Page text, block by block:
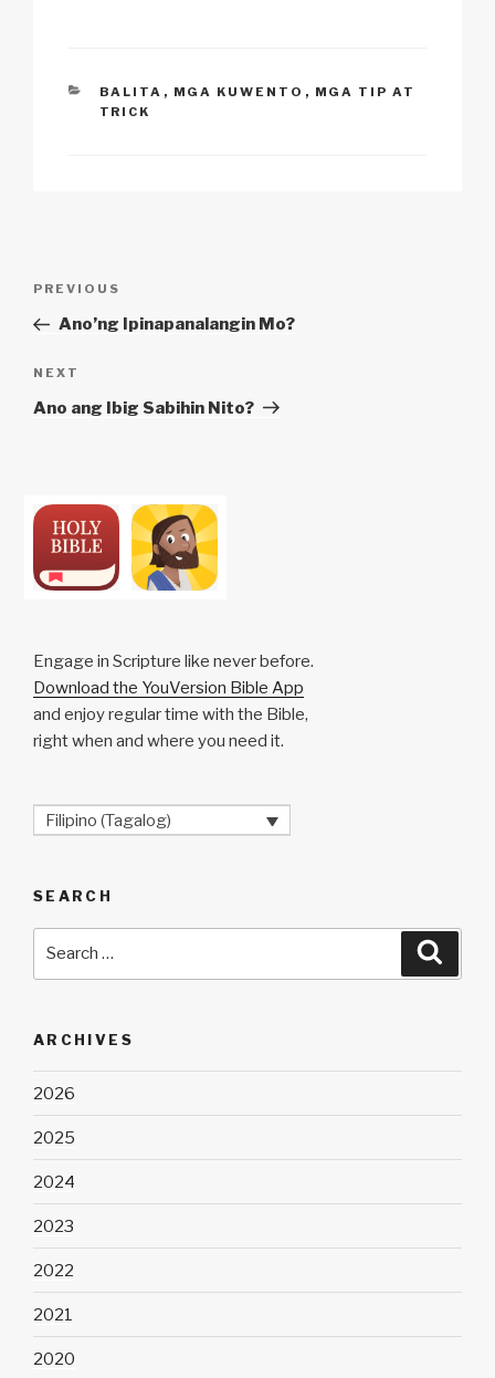
CATEGORIES
BALITA , MGA KUWENTO , MGA TIP AT
TRICK
Previous
Post
PREVIOUS
Ano’ng Ipinapanalangin Mo?
Next
Post
NEXT
Ano ang Ibig Sabihin Nito?
Engage in Scripture like never before.
Download the YouVersion Bible App
and enjoy regular time with the Bible,
right when and where you need it.
Filipino (Tagalog)
SEARCH
ARCHIVES
2026
2025
2024
2023
2022
2021
2020